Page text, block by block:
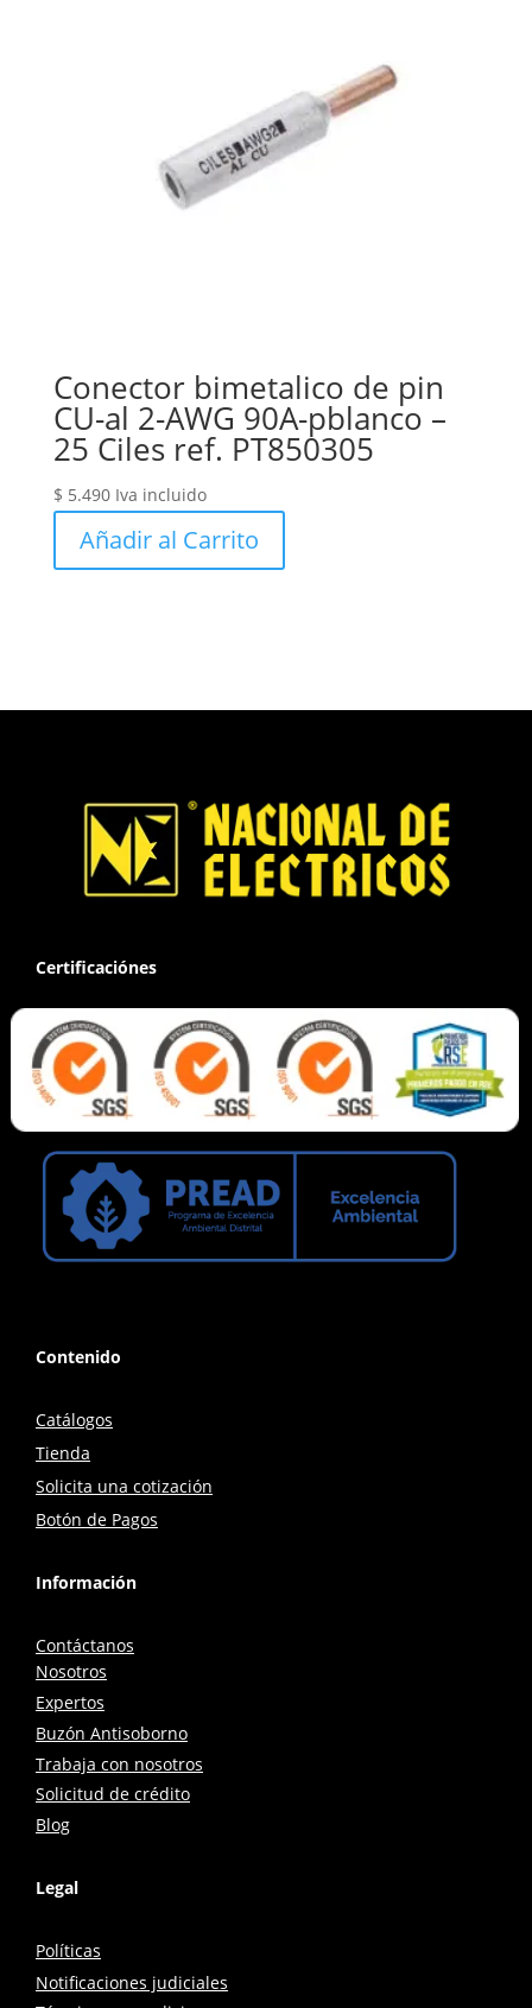
Conector bimetalico de pin
CU-al 2-AWG 90A-pblanco –
25 Ciles ref. PT850305
$ 5.490 Iva incluido
Añadir al Carrito
Certificaciónes
Contenido
Catálogos
Tienda
Solicita una cotización
Botón de Pagos
Información
Contáctanos
Nosotros
Expertos
Buzón Antisoborno
Trabaja con nosotros
Solicitud de crédito
Blog
Legal
Políticas
Notificaciones judiciales